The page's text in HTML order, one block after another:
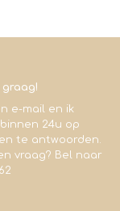
graag!
e-mail en ik
24u op
te antwoorden.
vraag? Bel naar